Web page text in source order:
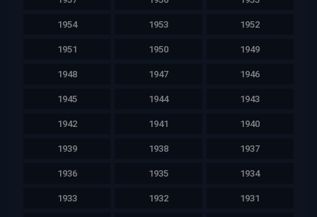
1954 1953 1952
1951 1950 1949
1948 1947 1946
1945 1944 1943
1942 1941 1940
1939 1938 1937
1936 1935 1934
1933 1932 1931